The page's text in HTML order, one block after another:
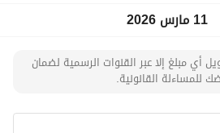
11 مارس 2026
أي مبلغ إلا عبر القنوات الرسمية لضمان
للمساءلة القانونية.